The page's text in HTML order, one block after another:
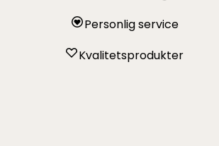
Personlig service
Kvalitetsprodukter